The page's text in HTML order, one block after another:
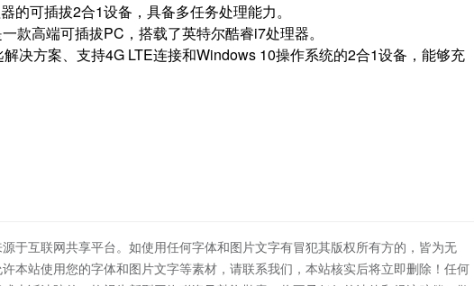
的可插拔2合1设备，具备多任务处理能力。
款高端可插拔PC，搭载了英特尔酷睿i7处理器。
决方案、支持4G LTE连接和Windows 10操作系统的2合1设备，能够充
于互联网共享平台。如使用任何字体和图片文字有冒犯其版权所有方的，皆为无
本站使用您的字体和图片文字等素材，请联系我们，本站核实后将立即删除！任何